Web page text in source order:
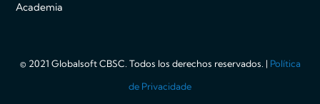
Academia
© 2021 Globalsoft CBSC. Todos los derechos reservados. | Política
de Privacidade